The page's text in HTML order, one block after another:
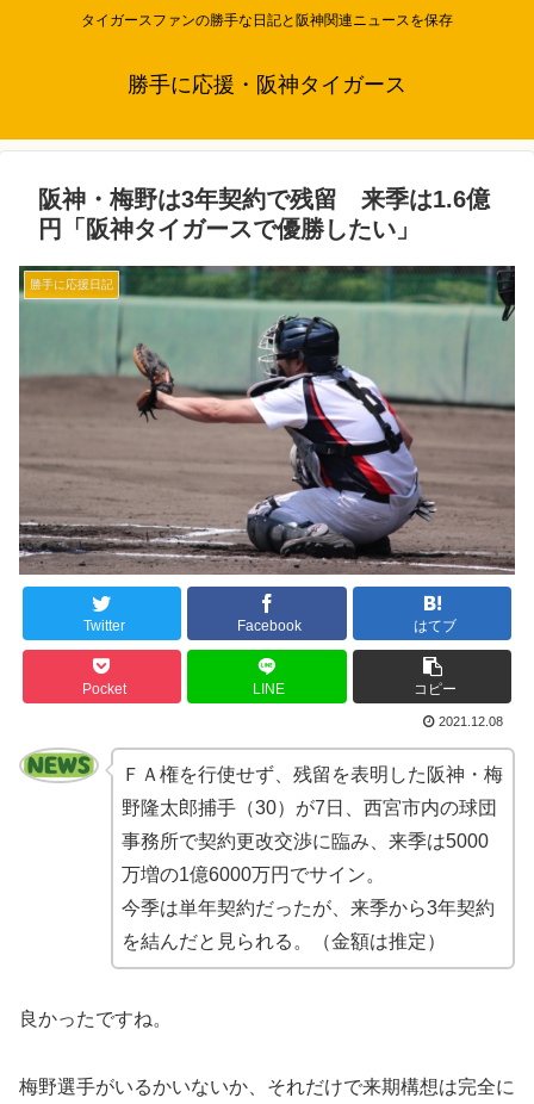
タイガースファンの勝手な日記と阪神関連ニュースを保存
勝手に応援・阪神タイガース
阪神・梅野は3年契約で残留 来季は1.6億
円「阪神タイガースで優勝したい」
勝手に応援日記
Twitter Facebook はてブ
Pocket LINE コピー
2021.12.08
ＦＡ権を行使せず、残留を表明した阪神・梅
野隆太郎捕手（30）が7日、西宮市内の球団
事務所で契約更改交渉に臨み、来季は5000
万増の1億6000万円でサイン。
今季は単年契約だったが、来季から3年契約
を結んだと見られる。（金額は推定）
良かったですね。
梅野選手がいるかいないか、それだけで来期構想は完全に